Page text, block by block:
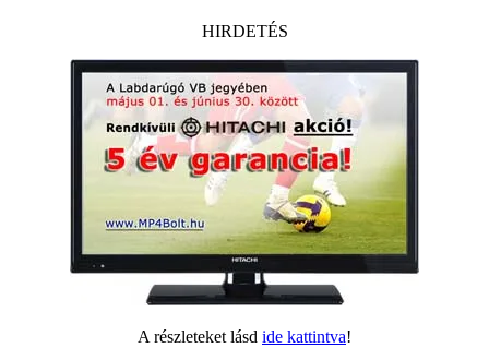
HIRDETÉS
A részleteket lásd ide kattintva!